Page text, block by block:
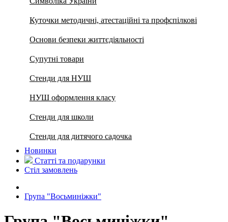
Куточки методичні, атестаційні та профспілкові
Основи безпеки життєдіяльності
Супутні товари
Стенди для НУШ
НУШ оформлення класу
Стенди для школи
Стенди для дитячого садочка
Новинки
Статті та подарунки
Стіл замовлень
Група "Восьминіжки"